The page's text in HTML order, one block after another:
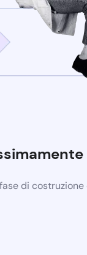
di